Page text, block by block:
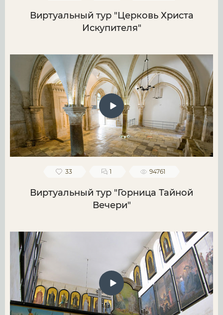
Виртуальный тур "Церковь Христа
Искупителя"
33 1 94761
Виртуальный тур "Горница Тайной
Вечери"